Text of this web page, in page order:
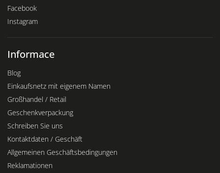
Facebook
Instagram
Informace
Blog
Einkaufsnetz mit eigenem Namen
Großhandel / Retail
Geschenkverpackung
Schreiben Sie uns
Kontaktdaten / Geschäft
Allgemeinen Geschäftsbedingungen
Reklamationen